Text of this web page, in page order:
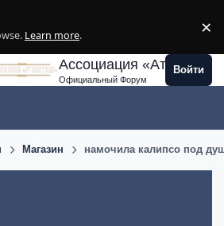
Learn more. ×
Ассоциация
Официальный Форум
Войти
Магазин намочила калипсо под